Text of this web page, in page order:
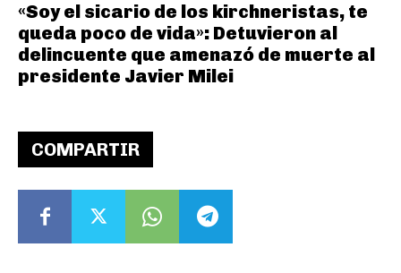
COMPARTIR
«Soy el sicario de los kirchneristas, te
queda poco de vida»: Detuvieron al
delincuente que amenazó de muerte al
presidente Javier Milei